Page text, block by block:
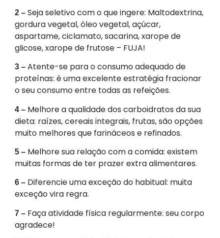
2 – Seja seletivo com o que ingere: Maltodextrina,
gordura vegetal, óleo vegetal, açúcar,
aspartame, ciclamato, sacarina, xarope de
glicose, xarope de frutose – FUJA!
3 – Atente-se para o consumo adequado de
proteínas: é uma excelente estratégia fracionar
o seu consumo entre todas as refeições.
4 – Melhore a qualidade dos carboidratos da sua
dieta: raízes, cereais integrais, frutas, são opções
muito melhores que farináceos e refinados.
5 – Melhore sua relação com a comida: existem
muitas formas de ter prazer extra alimentares.
6 – Diferencie uma exceção do habitual: muita
exceção vira regra.
7 – Faça atividade física regularmente: seu corpo
agradece!